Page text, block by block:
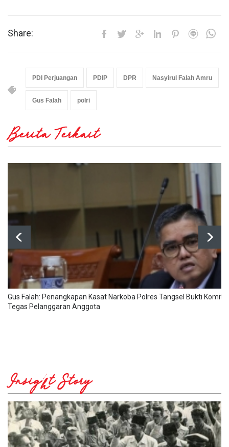
Share:
PDI Perjuangan PDIP DPR Nasyirul Falah Amru
Gus Falah polri
Berita Terkait
‎Gus Falah: Penangkapan Kasat Narkoba Polres Tangsel Bukti
Tegas Pelanggaran Anggota
Insight Story